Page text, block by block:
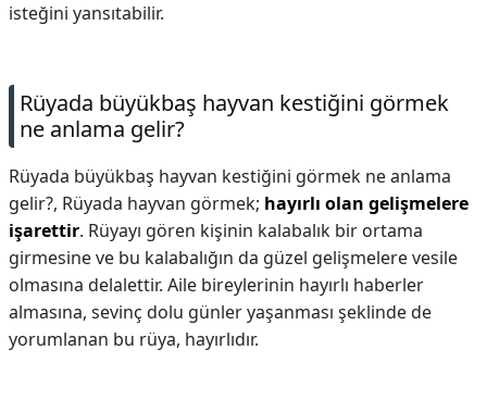
isteğini yansıtabilir.
Rüyada büyükbaş hayvan kestiğini görmek
ne anlama gelir?
Rüyada büyükbaş hayvan kestiğini görmek ne anlama
gelir?, Rüyada hayvan görmek; hayırlı olan gelişmelere
işarettir. Rüyayı gören kişinin kalabalık bir ortama
girmesine ve bu kalabalığın da güzel gelişmelere vesile
olmasına delalettir. Aile bireylerinin hayırlı haberler
almasına, sevinç dolu günler yaşanması şeklinde de
yorumlanan bu rüya, hayırlıdır.